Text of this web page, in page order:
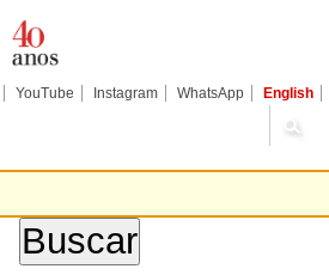
YouTube Instagram WhatsApp English